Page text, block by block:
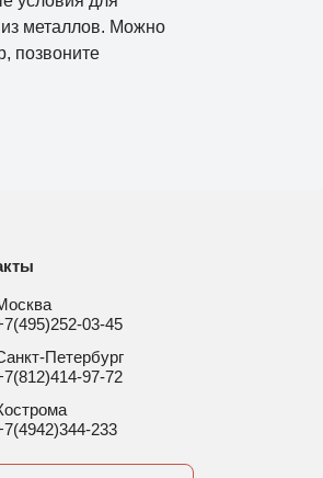
из металлов. Можно
позвоните
03-45
Петербург
97-72
233